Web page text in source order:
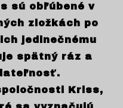
sú obľúbené v
zložkách po
jedinečnému
spätný ráz a
Kriss,